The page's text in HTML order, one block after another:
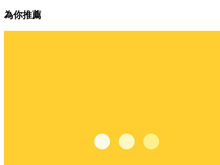
為你推薦